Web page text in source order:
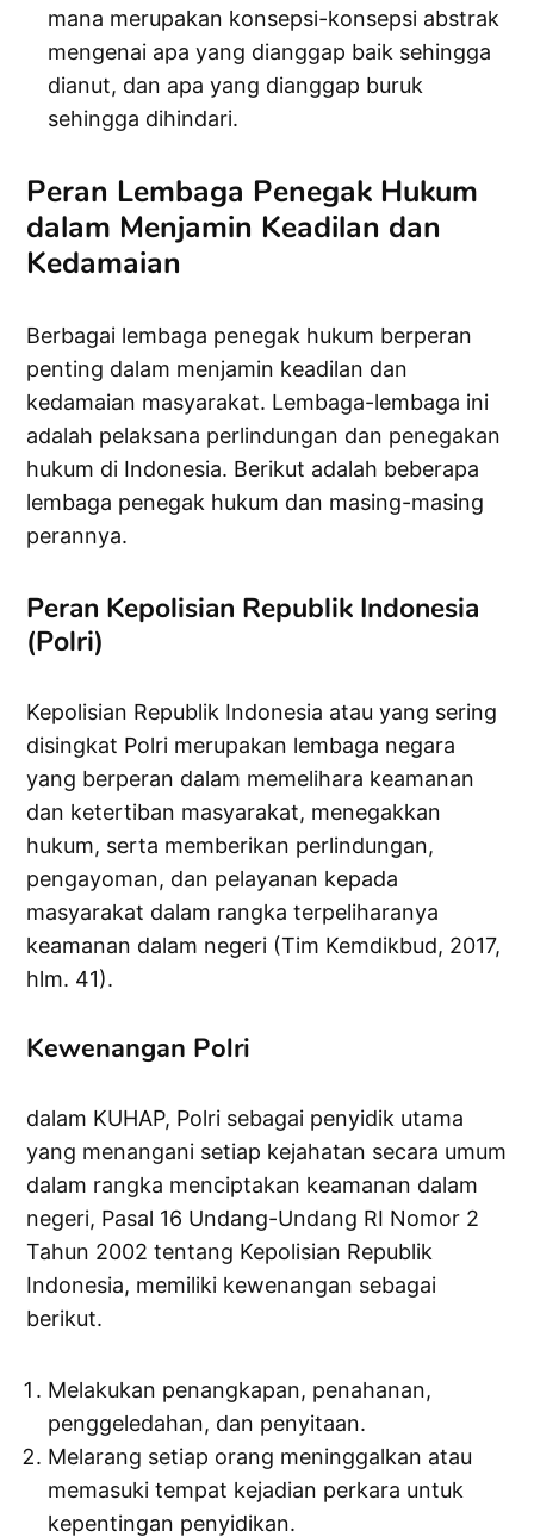
mana merupakan konsepsi-konsepsi abstrak
mengenai apa yang dianggap baik sehingga
dianut, dan apa yang dianggap buruk
sehingga dihindari.
Peran Lembaga Penegak Hukum
dalam Menjamin Keadilan dan
Kedamaian
Berbagai lembaga penegak hukum berperan
penting dalam menjamin keadilan dan
kedamaian masyarakat. Lembaga-lembaga ini
adalah pelaksana perlindungan dan penegakan
hukum di Indonesia. Berikut adalah beberapa
lembaga penegak hukum dan masing-masing
perannya.
Peran Kepolisian Republik Indonesia
(Polri)
Kepolisian Republik Indonesia atau yang sering
disingkat Polri merupakan lembaga negara
yang berperan dalam memelihara keamanan
dan ketertiban masyarakat, menegakkan
hukum, serta memberikan perlindungan,
pengayoman, dan pelayanan kepada
masyarakat dalam rangka terpeliharanya
keamanan dalam negeri (Tim Kemdikbud, 2017,
hlm. 41).
Kewenangan Polri
dalam KUHAP, Polri sebagai penyidik utama
yang menangani setiap kejahatan secara umum
dalam rangka menciptakan keamanan dalam
negeri, Pasal 16 Undang-Undang RI Nomor 2
Tahun 2002 tentang Kepolisian Republik
Indonesia, memiliki kewenangan sebagai
berikut.
Melakukan penangkapan, penahanan,
penggeledahan, dan penyitaan.
Melarang setiap orang meninggalkan atau
memasuki tempat kejadian perkara untuk
kepentingan penyidikan.